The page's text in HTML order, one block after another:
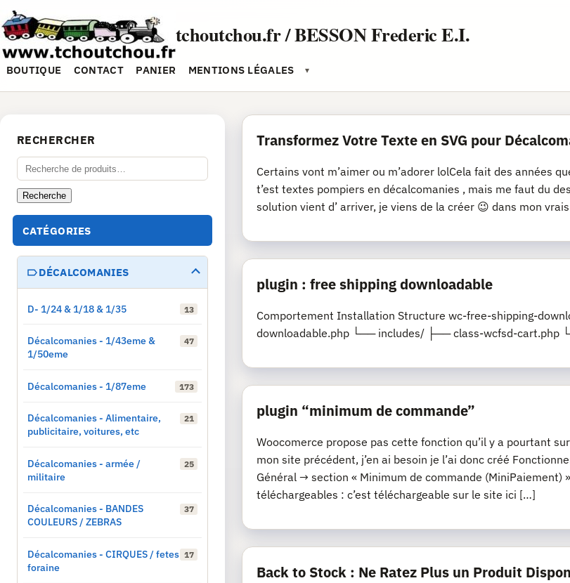
Aller
au
contenu
tchoutchou.fr / BESSON Frederic E.I.
BOUTIQUE CONTACT PANIER MENTIONS LÉGALES ▾
Transformez Votre Texte en SVG pour
Certains vont m’aimer ou m’adorer lolCela fait des années
t’est textes pompiers en décalcomanies , mais me faut du
solution vient d’ arriver, je viens de la créer 😉 dans mon
plugin : free shipping downloadable
Comportement Installation Structure wc-free-shipping-
downloadable.php └── includes/ ├── class-wcfsd-cart.php
plugin “minimum de commande”
Woocomerce propose pas cette fonction qu’il y a pourtant
mon site précédent, j’en ai besoin je l’ai donc créé
Général → section « Minimum de commande (MiniPaiement)
téléchargeables : c’est téléchargeable sur le site ici […]
Back to Stock : Ne Ratez Plus un Produit
RECHERCHER
Recherche
pour :
Recherche
CATÉGORIES
DÉCALCOMANIES
D- 1/24 & 1/18 & 1/35 13
Décalcomanies - 1/43eme &
1/50eme
47
Décalcomanies - 1/87eme 173
Décalcomanies - Alimentaire,
publicitaire, voitures, etc
21
Décalcomanies - armée /
militaire
25
Décalcomanies - BANDES
COULEURS / ZEBRAS
37
Décalcomanies - CIRQUES / fetes
foraine
17